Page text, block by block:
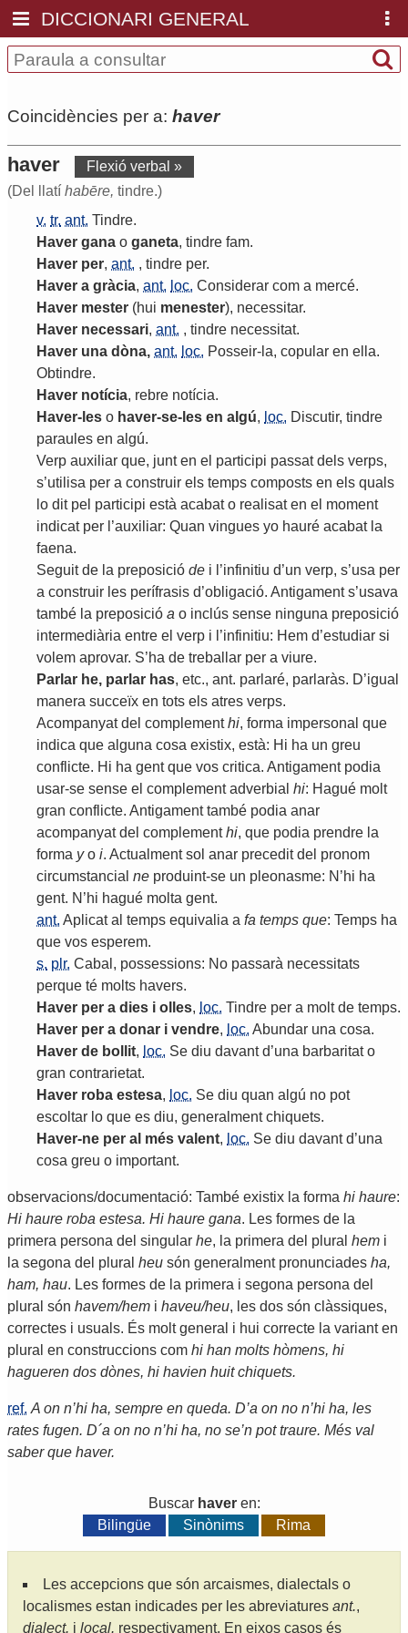
DICCIONARI GENERAL
Coincidències per a: haver
haver
Flexió verbal »
(Del llatí habēre, tindre.)
v. tr. ant. Tindre.
Haver gana o ganeta, tindre fam.
Haver per, ant. , tindre per.
Haver a gràcia, ant. loc. Considerar com a mercé.
Haver mester (hui menester), necessitar.
Haver necessari, ant. , tindre necessitat.
Haver una dòna, ant. loc. Posseir- la, copular en ella.
Obtindre.
Haver notícia, rebre notícia.
Haver- les o haver-se- les en algú, loc. Discutir, tindre
paraules en algú.
Verp auxiliar que, junt en el participi passat dels verps,
s’utilisa per a construir els temps composts en els quals
lo dit pel participi està acabat o realisat en el moment
indicat per ’auxiliar: Quan vingues yo hauré acabat la
faena.
Seguit de la preposició de i ’infinitiu d’un verp, s’usa per
a construir les perífrasis d’obligació. Antigament s’usava
també la preposició a o inclús sense ninguna preposició
intermediària entre el verp i ’infinitiu: Hem d’estudiar si
volem aprovar. S’ha de treballar per a viure.
Parlar he, parlar has, etc., ant. parlaré, parlaràs. D’igual
manera succeïx en tots els atres verps.
Acompanyat del complement hi, forma impersonal que
indica que alguna cosa existix, està: Hi ha un greu
conflicte. Hi ha gent que vos critica. Antigament podia
usar-se sense el complement adverbial hi: Hagué molt
gran conflicte. Antigament també podia anar
acompanyat del complement hi, que podia prendre la
forma y o i. Actualment sol anar precedit del pronom
circumstancial ne produint-se un pleonasme: N ’hi ha
gent. N ’hi hagué molta gent.
ant. Aplicat al temps equivalia a fa temps que: Temps ha
que vos esperem.
s. plr. Cabal , possessions: No passarà necessitats
perque té molts havers.
Haver per a dies i olles, loc. Tindre per a molt de temps.
Haver per a donar i vendre, loc. Abundar una cosa.
Haver de bollit, loc. Se diu davant d’una barbaritat o
gran contrarietat.
Haver roba estesa, loc. Se diu quan algú no pot
escoltar lo que es diu, generalment chiquets.
Haver-ne per al més valent, loc. Se diu davant d’una
cosa greu o important.
observacions/documentació: També existix la forma hi haure:
Hi haure roba estesa. Hi haure gana. Les formes de la
primera persona del singular he, la primera del plural hem i
la segona del plural heu són generalment pronunciades ha,
ham, hau. Les formes de la primera i segona persona del
plural són havem/hem i haveu/heu, les dos són clàssiques,
correctes i usuals. És molt general i hui correcte la variant en
plural en construccions com hi han molts hòmens, hi
hagueren dos dònes, hi havien huit chiquets.
ref. A on n’hi ha, sempre en queda. D’a on no n’hi ha, les
rates fugen. D´a on no n’hi ha, no se’n pot traure. Més val
saber que haver.
Buscar haveren:
Bilingüe
Sinònims Rima
Les accepcions que són arcaismes, dialectals o
localismes estan indicades per les abreviatures ant.,
dialect. i local. respectivament. En eixos casos és